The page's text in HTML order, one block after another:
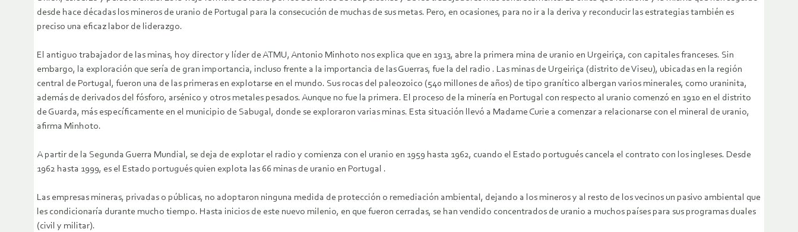
desde hace décadas los mineros de uranio de Portugal para la consecución de muchas de sus metas. Pero, en ocasiones, para no ir a la deriva y reconducir las estrategias también es
preciso una eficaz labor de liderazgo.
El antiguo trabajador de las minas, hoy director y líder de ATMU, Antonio Minhoto nos explica que en 1913, abre la primera mina de uranio en Urgeiriça, con capitales franceses. Sin
embargo, la exploración que sería de gran importancia, incluso frente a la importancia de las Guerras, fue la del radio . Las minas de Urgeiriça (distrito de Viseu), ubicadas en la región
central de Portugal, fueron una de las primeras en explotarse en el mundo. Sus rocas del paleozoico (540 millones de años) de tipo granítico albergan varios minerales, como uraninita,
además de derivados del fósforo, arsénico y otros metales pesados. Aunque no fue la primera. El proceso de la minería en Portugal con respecto al uranio comenzó en 1910 en el distrito
de Guarda, más específicamente en el municipio de Sabugal, donde se exploraron varias minas. Esta situación llevó a Madame Curie a comenzar a relacionarse con el mineral de uranio,
afirma Minhoto.
A partir de la Segunda Guerra Mundial, se deja de explotar el radio y comienza con el uranio en 1959 hasta 1962, cuando el Estado portugués cancela el contrato con los ingleses. Desde
1962 hasta 1999, es el Estado portugués quien explota las 66 minas de uranio en Portugal .
Las empresas mineras, privadas o públicas, no adoptaron ninguna medida de protección o remediación ambiental, dejando a los mineros y al resto de los vecinos un pasivo ambiental que
les condicionaría durante mucho tiempo. Hasta inicios de este nuevo milenio, en que fueron cerradas, se han vendido concentrados de uranio a muchos países para sus programas duales
(civil y militar).